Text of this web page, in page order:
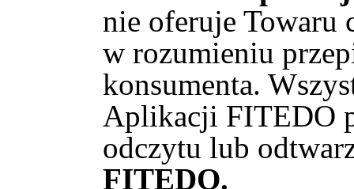
nie oferuje Towaru
w rozumieniu
konsumenta.
Aplikacji FITEDO
odczytu lub
FITEDO.